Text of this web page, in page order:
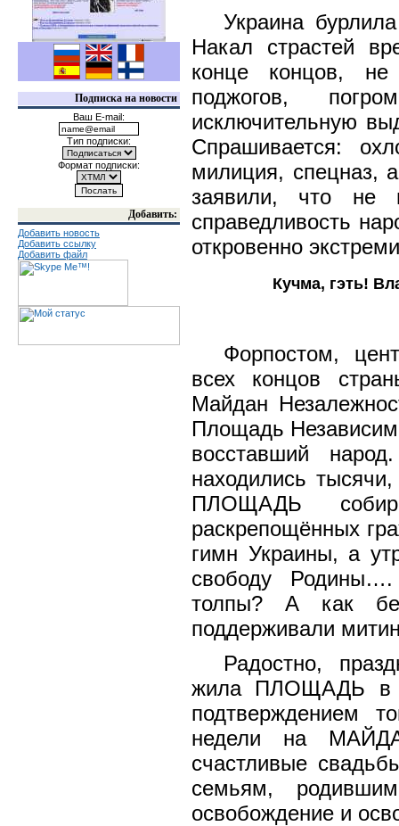
Подписка на новости
Ваш E-mail:
Тип подписки:
Формат подписки:
Добавить:
Добавить новость
Добавить ссылку
Добавить файл
Украина
Накал страстей
конце концов, не
поджогов,
исключительную
Спрашивается:
милиция, спецназ,
заявили, что не
справедливость
откровенно
Кучма, гэть!
Форпостом,
всех концов
Майдан
Площадь
восставший
находились
ПЛОЩАДЬ
раскрепощённых
гимн Украины, а
свободу
толпы? А как
поддерживали
Радостно,
жила ПЛОЩАДЬ в
подтверждением
недели на
счастливые
семьям,
освобождение и